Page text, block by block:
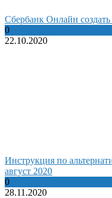
Сбербанк Онлайн
0
22.10.2020
Инструкция по
август 2020
0
28.11.2020